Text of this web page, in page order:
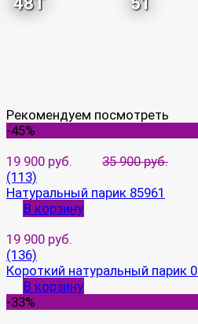
Рекомендуем посмотреть
-45%
19 900 руб.
35 900 руб.
(113)
Натуральный парик 85961
В корзину
19 900 руб.
(136)
Короткий натуральный парик
В корзину
-33%